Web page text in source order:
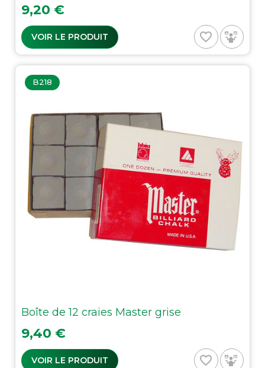
Prix
9,20 €
VOIR LE PRODUIT favorite_border
B218
Boîte de 12 craies Master grise
Prix
9,40 €
VOIR LE PRODUIT favorite_border